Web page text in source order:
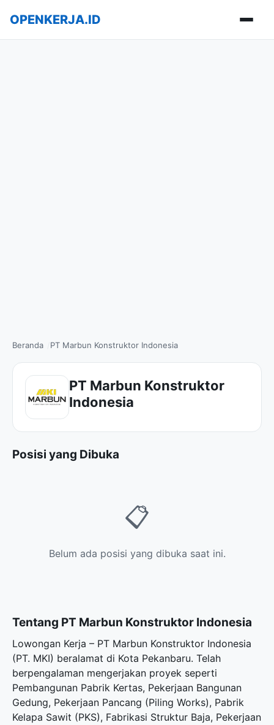
OPENKERJA.ID
Beranda PT Marbun Konstruktor Indonesia
PT Marbun Konstruktor
Indonesia
Posisi yang Dibuka
📋
Belum ada posisi yang dibuka saat ini.
Tentang PT Marbun Konstruktor Indonesia
Lowongan Kerja – PT Marbun Konstruktor Indonesia
(PT. MKI) beralamat di Kota Pekanbaru. Telah
berpengalaman mengerjakan proyek seperti
Pembangunan Pabrik Kertas, Pekerjaan Bangunan
Gedung, Pekerjaan Pancang (Piling Works), Pabrik
Kelapa Sawit (PKS), Fabrikasi Struktur Baja, Pekerjaan